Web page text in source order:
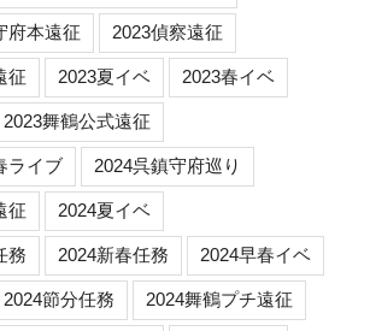
府本遠征 2023偵察遠征
征 2023夏イベ 2023春イベ
2023舞鶴公式遠征
ライブ 2024呉鎮守府巡り
征 2024夏イベ
務 2024新春任務 2024早春イベ
2024節分任務 2024舞鶴プチ遠征